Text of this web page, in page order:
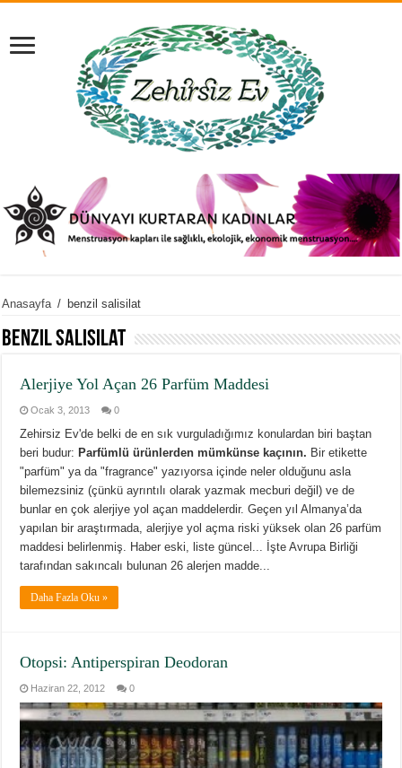
Anasayfa / benzil salisilat
benzil salisilat
Alerjiye Yol Açan 26 Parfüm Maddesi
Ocak 3, 2013 0
Zehirsiz Ev'de belki de en sık vurguladığımız konulardan biri baştan
beri budur:Parfümlü ürünlerden mümkünse kaçının. Bir etikette
"parfüm" ya da "fragrance" yazıyorsa içinde neler olduğunu asla
bilemezsiniz (çünkü ayrıntılı olarak yazmak mecburi değil) ve de
bunlar en çok alerjiye yol açan maddelerdir. Geçen yıl Almanya’da
yapılan bir araştırmada, alerjiye yol açma riski yüksek olan 26 parfüm
maddesi belirlenmiş. Haber eski, liste güncel... İşte Avrupa Birliği
tarafından sakıncalı bulunan 26 alerjen madde...
Daha Fazla Oku »
Otopsi: Antiperspiran Deodoran
Haziran 22, 2012 0